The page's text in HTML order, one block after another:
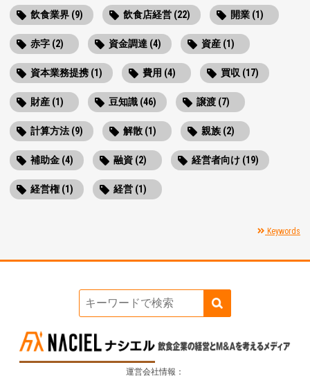
飲食業界 (9) 飲食店経営 (22) 開業 (1)
赤字 (2) 資金調達 (4) 資産 (1)
資本業務提携 (1) 費用 (4) 買収 (17)
財産 (1) 豆知識 (46) 譲渡 (7)
計算方法 (9) 解散 (1) 親族 (2)
補助金 (4) 融資 (2) 経営者向け (19)
経営権 (1) 経営 (1)
Keywords
運営会社情報：